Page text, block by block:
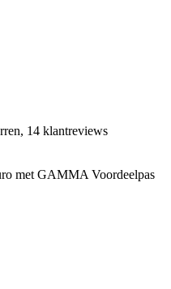
14 klantreviews
met GAMMA Voordeelpas